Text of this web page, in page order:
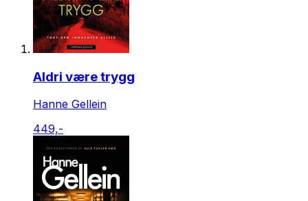
Aldri være trygg
Hanne Gellein
449,-